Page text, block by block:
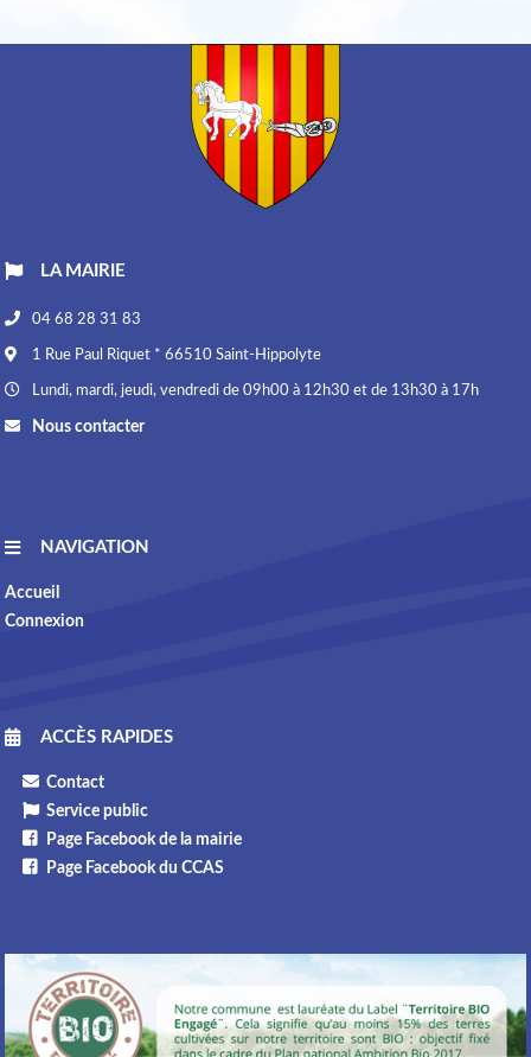
LA MAIRIE
04 68 28 31 83
1 Rue Paul Riquet * 66510 Saint-Hippolyte
Lundi, mardi, jeudi, vendredi de 09h00 à 12h30 et de 13h30 à 17h
Nous contacter
NAVIGATION
Accueil
Connexion
ACCÈS RAPIDES
Contact
Service public
Page Facebook de la mairie
Page Facebook du CCAS